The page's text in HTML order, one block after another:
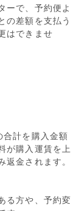
ーで、予約便よ
の差額を支払う
はできませ
計を購入金額
が購入運賃を上
返金されます。
る方や、予約変